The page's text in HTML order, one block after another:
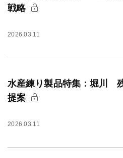
戦略
2026.03.11
水産練り製品特集：堀川
提案
2026.03.11